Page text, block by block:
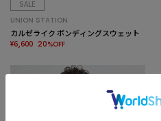
SALE
UNION STATION
カルゼライク ボンディングスウェット
¥6,600 20%OFF